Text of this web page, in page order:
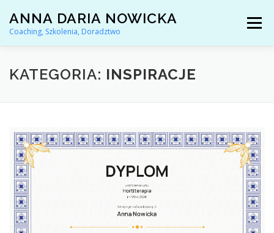
treści
ANNA DARIA NOWICKA
Coaching, Szkolenia, Doradztwo
Menu
AKTUALNOŚCI COACHING KARIERY
ARTYKUŁY I YOUTUBE O MNIE
KONTAKT
KATEGORIA: INSPIRACJE